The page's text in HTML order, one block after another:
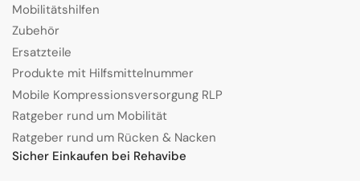
Mobilitätshilfen
Zubehör
Ersatzteile
Produkte mit Hilfsmittelnummer
Mobile Kompressionsversorgung RLP
Ratgeber rund um Mobilität
Ratgeber rund um Rücken & Nacken
Sicher Einkaufen bei Rehavibe